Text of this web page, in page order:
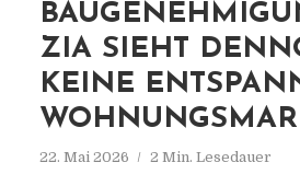
ZIA SIEHT
KEINE
22. Mai 2026 2 Min. Lesedauer